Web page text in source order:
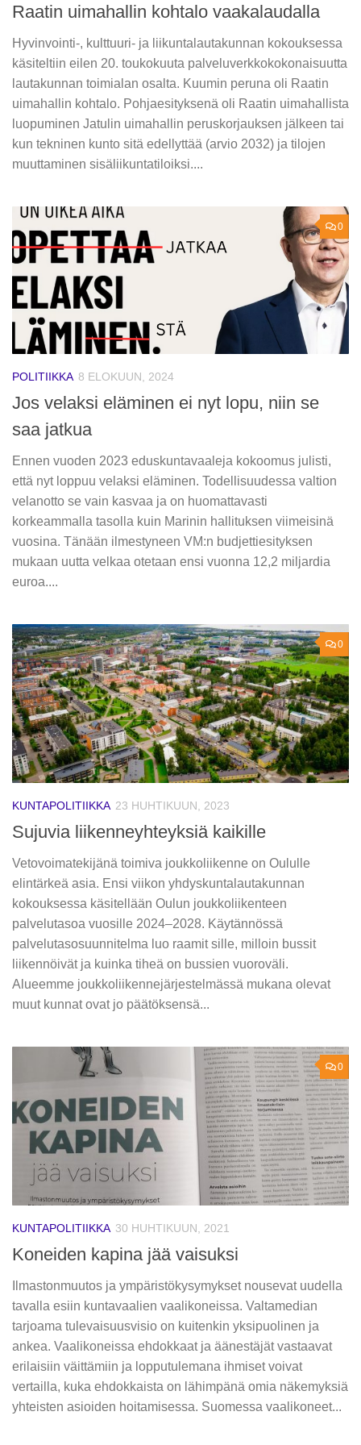
Raatin uimahallin kohtalo vaakalaudalla
Hyvinvointi-, kulttuuri- ja liikuntalautakunnan kokouksessa
käsiteltiin eilen 20. toukokuuta palveluverkkokokonaisuutta
lautakunnan toimialan osalta. Kuumin peruna oli Raatin
uimahallin kohtalo. Pohjaesityksenä oli Raatin uimahallista
luopuminen Jatulin uimahallin peruskorjauksen jälkeen tai
kun tekninen kunto sitä edellyttää (arvio 2032) ja tilojen
muuttaminen sisäliikuntatiloiksi....
0
POLITIIKKA 8 ELOKUUN, 2024
Jos velaksi eläminen ei nyt lopu, niin se
saa jatkua
Ennen vuoden 2023 eduskuntavaaleja kokoomus julisti,
että nyt loppuu velaksi eläminen. Todellisuudessa valtion
velanotto se vain kasvaa ja on huomattavasti
korkeammalla tasolla kuin Marinin hallituksen viimeisinä
vuosina. Tänään ilmestyneen VM:n budjettiesityksen
mukaan uutta velkaa otetaan ensi vuonna 12,2 miljardia
euroa....
0
KUNTAPOLITIIKKA 23 HUHTIKUUN, 2023
Sujuvia liikenneyhteyksiä kaikille
Vetovoimatekijänä toimiva joukkoliikenne on Oululle
elintärkeä asia. Ensi viikon yhdyskuntalautakunnan
kokouksessa käsitellään Oulun joukkoliikenteen
palvelutasoa vuosille 2024–2028. Käytännössä
palvelutasosuunnitelma luo raamit sille, milloin bussit
liikennöivät ja kuinka tiheä on bussien vuoroväli.
Alueemme joukkoliikennejärjestelmässä mukana olevat
muut kunnat ovat jo päätöksensä...
0
KUNTAPOLITIIKKA 30 HUHTIKUUN, 2021
Koneiden kapina jää vaisuksi
Ilmastonmuutos ja ympäristökysymykset nousevat uudella
tavalla esiin kuntavaalien vaalikoneissa. Valtamedian
tarjoama tulevaisuusvisio on kuitenkin yksipuolinen ja
ankea. Vaalikoneissa ehdokkaat ja äänestäjät vastaavat
erilaisiin väittämiin ja lopputulemana ihmiset voivat
vertailla, kuka ehdokkaista on lähimpänä omia näkemyksiä
yhteisten asioiden hoitamisessa. Suomessa vaalikoneet...